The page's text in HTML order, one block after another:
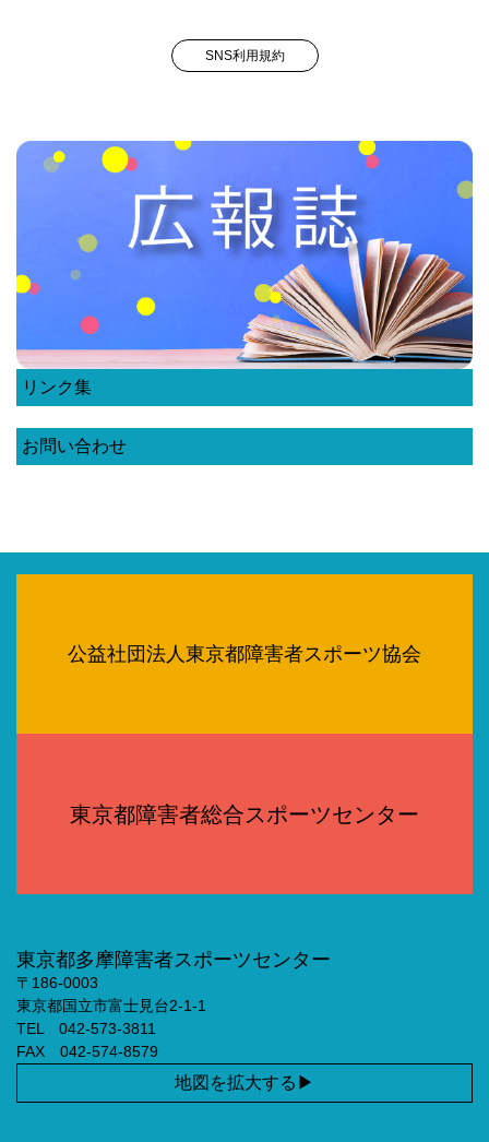
SNS利用規約
リンク集
お問い合わせ
公益社団法人東京都障害者スポーツ協会
東京都障害者総合スポーツセンター
東京都多摩障害者スポーツセンター
〒186-0003
東京都国立市富士見台2-1-1
TEL 042-573-3811
FAX 042-574-8579
地図を拡大する